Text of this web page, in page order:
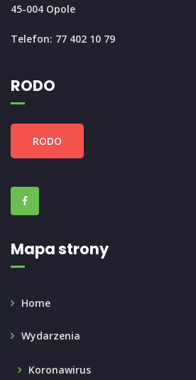
45-004 Opole
Telefon: 77 402 10 79
RODO
RODO
Mapa strony
Home
Wydarzenia
Koronawirus